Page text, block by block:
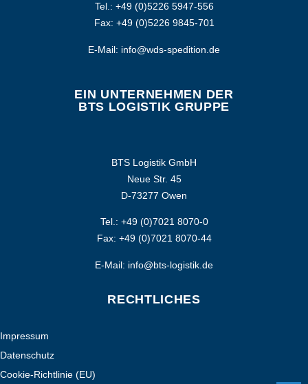
Tel.: +49 (0)5226 5947-556
Fax: +49 (0)5226 9845-701
E-Mail: info@wds-spedition.de
EIN UNTERNEHMEN DER
BTS LOGISTIK GRUPPE
BTS Logistik GmbH
Neue Str. 45
D-73277 Owen
Tel.: +49 (0)7021 8070-0
Fax: +49 (0)7021 8070-44
E-Mail: info@bts-logistik.de
RECHTLICHES
Impressum
Datenschutz
Cookie-Richtlinie (EU)